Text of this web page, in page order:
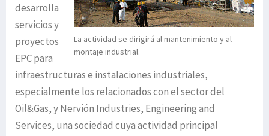
La actividad se dirigirá al mantenimiento y al
montaje industrial.
desarrolla
servicios y
proyectos
EPC para
infraestructuras e instalaciones industriales,
especialmente los relacionados con el sector del
Oil&Gas, y Nervión Industries, Engineering and
Services, una sociedad cuya actividad principal